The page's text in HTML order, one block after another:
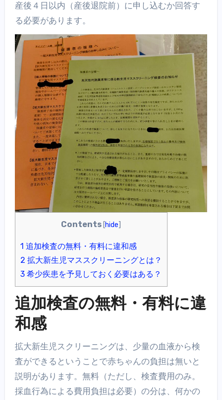
産後４日以内（産後退院前）に申し込むか回答す
る必要があります。
Contents [hide]
1 追加検査の無料・有料に違和感
2 拡大新生児マススクリーニングとは？
3希少疾患を予見しておく必要はある？
追加検査の無料・有料に違
和感
拡大新生児スクリーニングは、少量の血液から検
査ができるということで赤ちゃんの負担は無いと
説明があります。無料（ただし、検査費用のみ。
採血行為による費用負担は必要）の分は、何かの